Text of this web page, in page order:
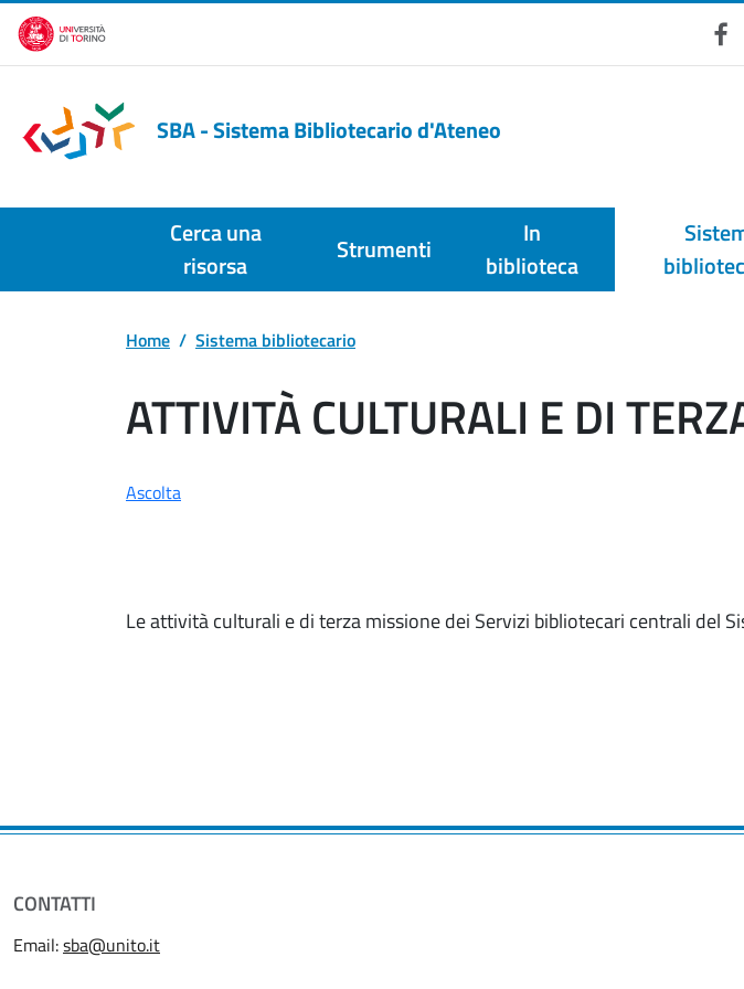
Salta al contenuto principale
SBA - Sistema Bibliotecario d'Ateneo
Cerca una
risorsa
Strumenti
In
biblioteca
Home Sistema bibliotecario
ATTIVITÀ CULTURALI E DI
Ascolta
Le attività culturali e di terza missione dei Servizi bibliotecari centrali del
CONTATTI
Email:sba@unito.it